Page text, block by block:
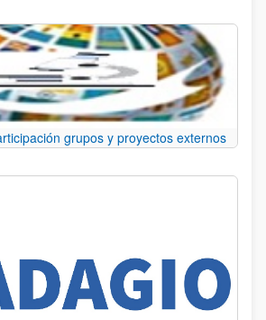
grupos y proyectos externos